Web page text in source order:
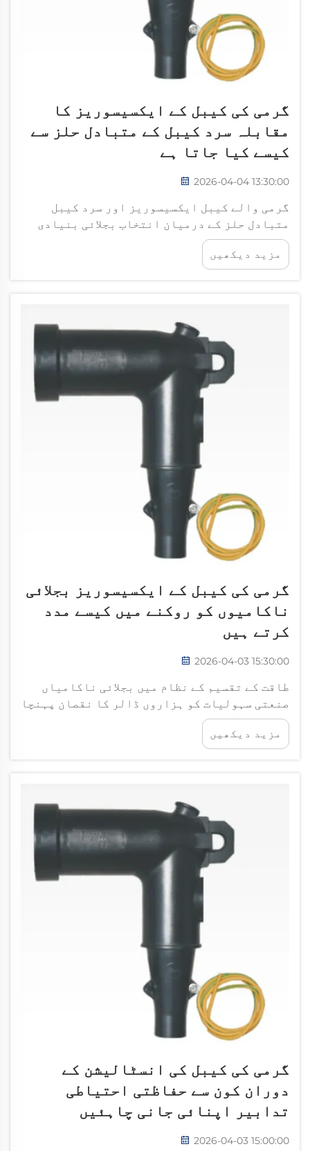
گرمی کی کیبل کے ایکسیسوریز کا
مقابلہ سرد کیبل کے متبادل حلز سے
کیسے کیا جاتا ہے
2026-04-04 13:30:00
گرمی والے کیبل ایکسیسوریز اور سرد کیبل
متبادل حلز کے درمیان انتخاب بجلائی بنیادی
ڈھانچے کی منصوبہ بندی میں ایک اہم فیصلہ ہے۔
گرمی والے کیبل ایکسیسوریز دہائیوں سے بجلائی
انسٹالیشنز میں غالب رہے ہیں، جو حرارتی فعال
مزید دیکھیں
گرمی کی کیبل کے ایکسیسوریز بجلائی
ناکامیوں کو روکنے میں کیسے مدد
کرتے ہیں
2026-04-03 15:30:00
طاقت کے تقسیم کے نظام میں بجلائی ناکامیاں
صنعتی سہولیات کو ہزاروں ڈالر کا نقصان پہنچا
سکتی ہیں، جس میں ڈاؤن ٹائم، آلات کو نقصان اور
حفاظتی خطرات شامل ہیں۔ گرمی کی کیبل
ایکسیسوریز کے طور پر اہم تحفظی اجزاء کے طور
مزید دیکھیں
گرمی کی کیبل کی انسٹالیشن کے
دوران کون سے حفاظتی احتیاطی
تدابیر اپنائی جانی چاہئیں
2026-04-03 15:00:00